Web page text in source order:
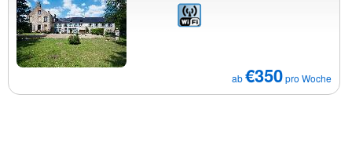
ab€350pro Woche